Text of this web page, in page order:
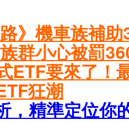
》機車族補
群小心被罰
ETF要來了！
狂潮
，精準定位你